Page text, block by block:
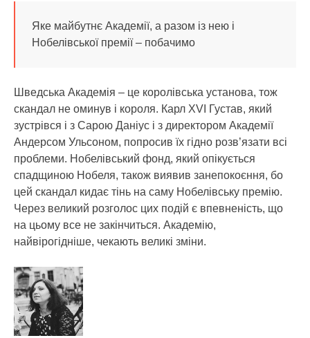
Яке майбутнє Академії, а разом із нею і
Нобелівської премії – побачимо
Шведська Академія – це королівська установа, тож
скандал не оминув і короля. Карл ХVI Густав, який
зустрівся і з Сарою Даніус і з директором Академії
Андерсом Ульсоном, попросив їх гідно розв’язати всі
проблеми. Нобелівський фонд, який опікується
спадщиною Нобеля, також виявив занепокоєння, бо
цей скандал кидає тінь на саму Нобелівську премію.
Через великий розголос цих подій є впевненість, що
на цьому все не закінчиться. Академію,
найвірогідніше, чекають великі зміни.